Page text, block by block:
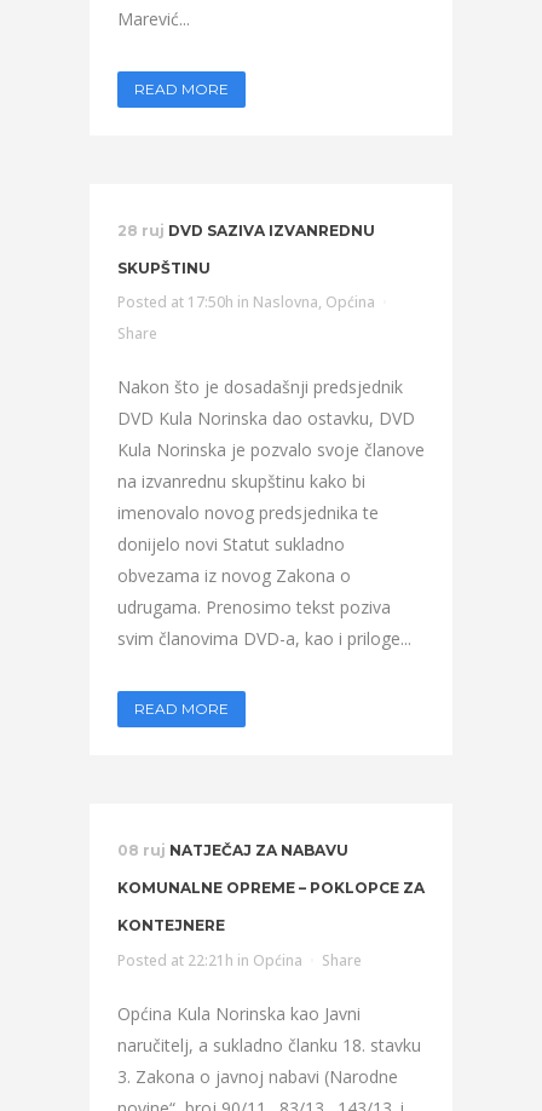
Marević...
READ MORE
28 ruj DVD SAZIVA IZVANREDNU
SKUPŠTINU
Posted at 17:50h in Naslovna, Općina
Share
Nakon što je dosadašnji predsjednik
DVD Kula Norinska dao ostavku, DVD
Kula Norinska je pozvalo svoje članove
na izvanrednu skupštinu kako bi
imenovalo novog predsjednika te
donijelo novi Statut sukladno
obvezama iz novog Zakona o
udrugama. Prenosimo tekst poziva
svim članovima DVD-a, kao i priloge...
READ MORE
08 ruj NATJEČAJ ZA NABAVU
KOMUNALNE OPREME – POKLOPCE ZA
KONTEJNERE
Posted at 22:21h in Općina Share
Općina Kula Norinska kao Javni
naručitelj, a sukladno članku 18. stavku
3. Zakona o javnoj nabavi (Narodne